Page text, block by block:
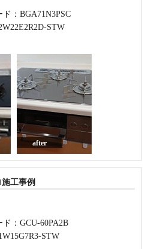
：BGA71N3PSC
STW
after
工事例
：GCU-60PA2B
STW